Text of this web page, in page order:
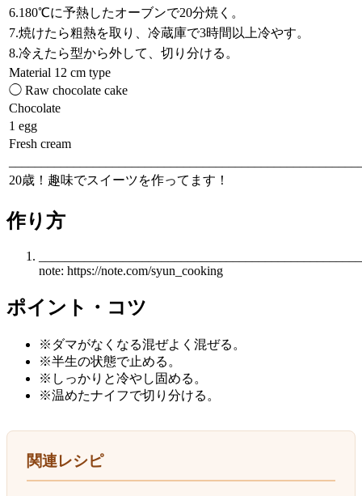
6.180℃に予熱したオーブンで20分焼く。
7.焼けたら粗熱を取り、冷蔵庫で3時間以上冷やす。
8.冷えたら型から外して、切り分ける。
Material 12 cm type
◯ Raw chocolate cake
Chocolate
1 egg
Fresh cream
20歳！趣味でスイーツを作ってます！
作り方
note: https://note.com/syun_cooking
ポイント・コツ
※ダマがなくなる混ぜよく混ぜる。
※半生の状態で止める。
※しっかりと冷やし固める。
※温めたナイフで切り分ける。
関連レシピ